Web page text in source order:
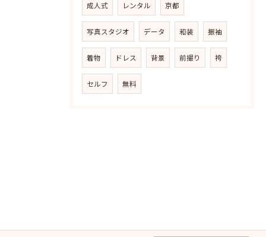
成人式 レンタル 京都
写真スタジオ データ 和装 振袖
着物 ドレス 背景 前撮り 袴
セルフ 無料